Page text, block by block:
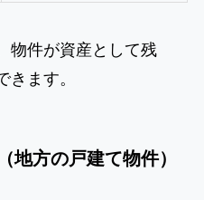
物件が資産として残
きます。
地方の戸建て物件）